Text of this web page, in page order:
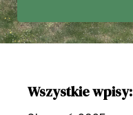
Wszystkie wpisy: